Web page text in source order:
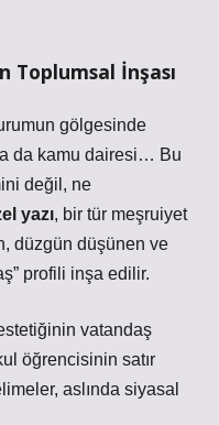
Toplumsal İnşası
gölgesinde
da kamu dairesi… Bu
değil, ne
yazı, bir tür meşruiyet
düzgün düşünen ve
profili inşa edilir.
vatandaş
öğrencisinin satır
aslında siyasal